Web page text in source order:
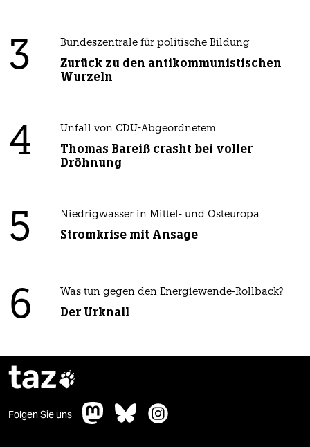
3 Bundeszentrale für politische Bildung
Zurück zu den antikommunistischen
Wurzeln
4 Unfall von CDU-Abgeordnetem
Thomas Bareiß crasht bei voller
Dröhnung
5 Niedrigwasser in Mittel- und Osteuropa
Stromkrise mit Ansage
6 Was tun gegen den Energiewende-Rollback?
Der Urknall
taz
Folgen Sie uns